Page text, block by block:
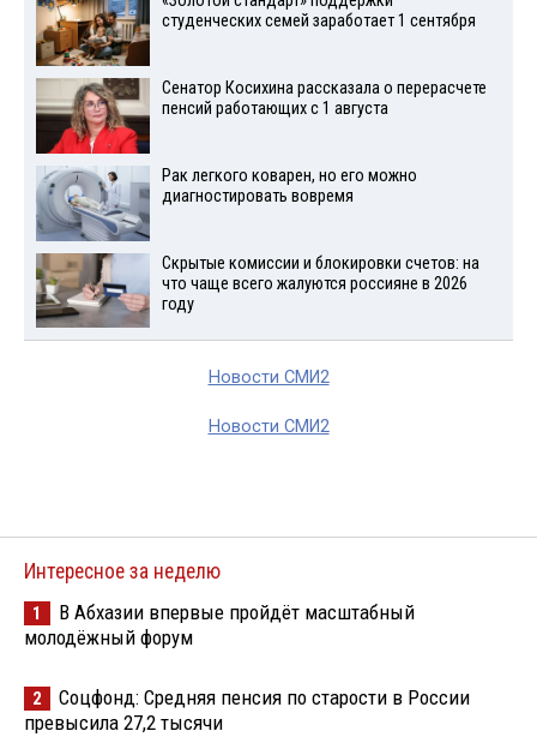
студенческих семей заработает 1 сентября
Сенатор Косихина рассказала о перерасчете
пенсий работающих с 1 августа
Рак легкого коварен, но его можно
диагностировать вовремя
Скрытые комиссии и блокировки счетов: на
что чаще всего жалуются россияне в 2026
году
Новости СМИ2
Новости СМИ2
Интересное за неделю
1
В Абхазии впервые пройдёт масштабный
молодёжный форум
2
Соцфонд: Средняя пенсия по старости в России
превысила 27,2 тысячи